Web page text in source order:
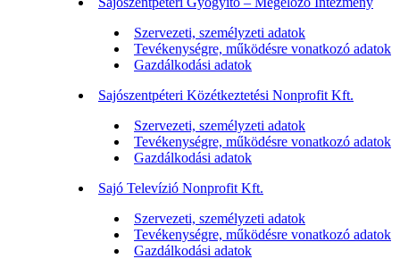
Szervezeti, személyzeti adatok
Tevékenységre, működésre vonatkozó adatok
Gazdálkodási adatok
Sajószentpéteri Közétkeztetési Nonprofit Kft.
Szervezeti, személyzeti adatok
Tevékenységre, működésre vonatkozó adatok
Gazdálkodási adatok
Sajó Televízió Nonprofit Kft.
Szervezeti, személyzeti adatok
Tevékenységre, működésre vonatkozó adatok
Gazdálkodási adatok